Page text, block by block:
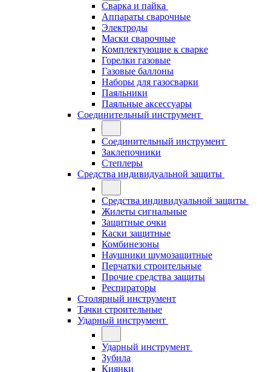
Сварка и пайка
Аппараты сварочные
Электроды
Маски сварочные
Комплектующие к сварке
Горелки газовые
Газовые баллоны
Наборы для газосварки
Паяльники
Паяльные аксессуары
Соединительный инструмент
Соединительный инструмент
Заклепочники
Степлеры
Средства индивидуальной защиты
Средства индивидуальной защиты
Жилеты сигнальные
Защитные очки
Каски защитные
Комбинезоны
Наушники шумозащитные
Перчатки строительные
Прочие средства защиты
Респираторы
Столярный инструмент
Тачки строительные
Ударный инструмент
Ударный инструмент
Зубила
Киянки